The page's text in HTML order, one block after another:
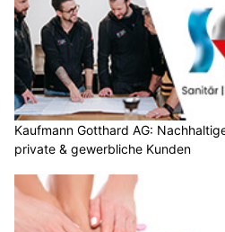
Kaufmann Gotthard AG:
private & gewerbliche Kunden